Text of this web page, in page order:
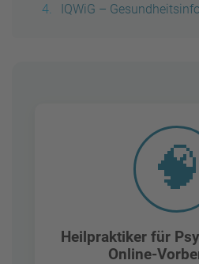
IQWiG –
🧠
Heilpraktiker für
Online-